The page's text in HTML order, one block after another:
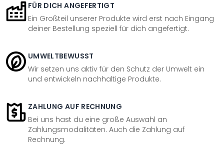
FÜR DICH ANGEFERTIGT
Ein Großteil unserer Produkte wird erst nach Eingang
deiner Bestellung speziell für dich angefertigt.
UMWELTBEWUSST
Wir setzen uns aktiv für den Schutz der Umwelt ein
und entwickeln nachhaltige Produkte.
ZAHLUNG AUF RECHNUNG
Bei uns hast du eine große Auswahl an
Zahlungsmodalitäten. Auch die Zahlung auf
Rechnung.